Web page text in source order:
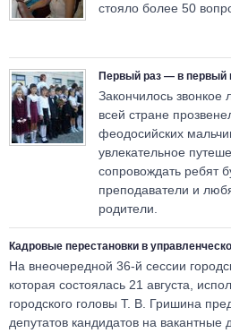
стояло более 50
Первый раз — в первый
Закончилось звонкое
всей стране
феодосийских
увлекательное
сопровождать ребят
преподаватели и
родители.
Кадровые перестановки в
На внеочередной 36-й сессии
которая состоялась 21 августа,
городского головы Т. В. Гришина
депутатов кандидатов на